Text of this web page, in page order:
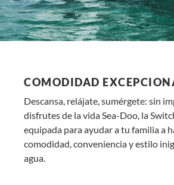
COMODIDAD
Descansa, relájate, sumérgete: sin
disfrutes de la vida Sea-Doo, la
equipada para ayudar a tu familia a
comodidad, conveniencia y estilo
agua.